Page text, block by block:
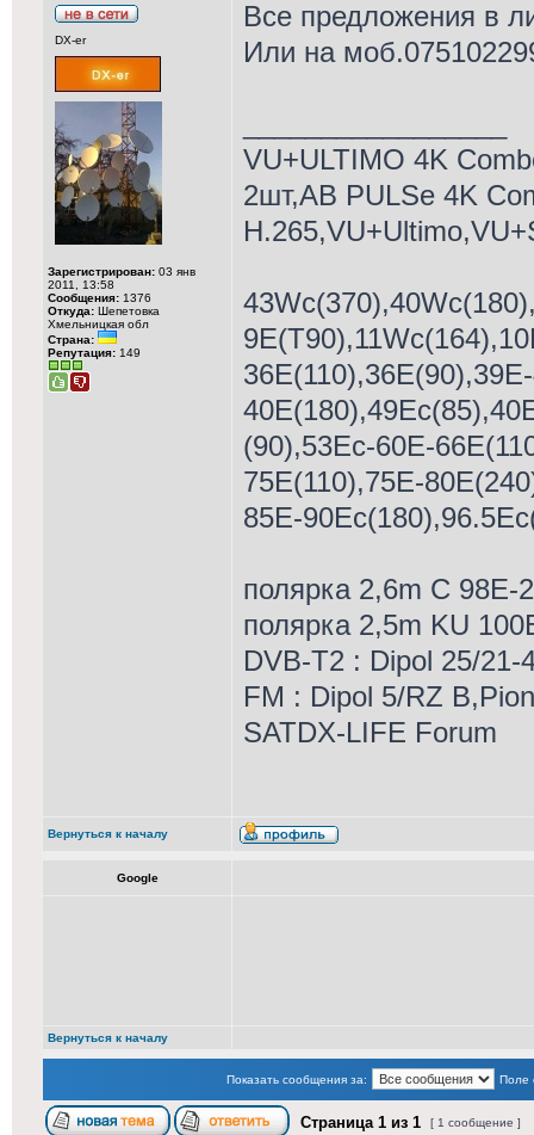
DX-er
Зарегистрирован: 03 янв
2011, 13:58
Сообщения: 1376
Откуда: Шепетовка
Хмельницкая обл
Страна:
Репутация: 149
Все предложения в
Или на
VU+ULTIMO 4K
2шт,AB PULSe 4K
(90),53Ес-60E-
75E(110),75Е-
85E-
полярка 2,6m С 98Е-
полярка 2,5m KU
DVB-T2 : Dipol 25/21-
FM : Dipol 5/RZ
SATDX-LIFE Forum
Вернуться к началу
Google
Вернуться к началу
Показать сообщения за: Поле
Страница 1 из 1 [ 1 сообщение ]